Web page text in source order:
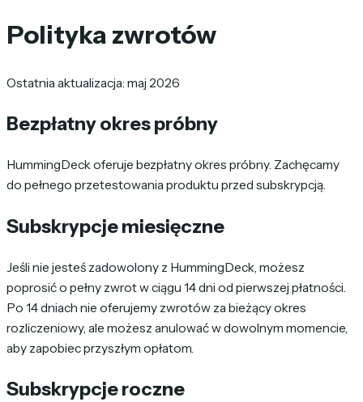
Polityka zwrotów
Ostatnia aktualizacja: maj 2026
Bezpłatny okres próbny
HummingDeck oferuje bezpłatny okres próbny. Zachęcamy
do pełnego przetestowania produktu przed subskrypcją.
Subskrypcje miesięczne
Jeśli nie jesteś zadowolony z HummingDeck, możesz
poprosić o pełny zwrot w ciągu 14 dni od pierwszej płatności.
Po 14 dniach nie oferujemy zwrotów za bieżący okres
rozliczeniowy, ale możesz anulować w dowolnym momencie,
aby zapobiec przyszłym opłatom.
Subskrypcje roczne